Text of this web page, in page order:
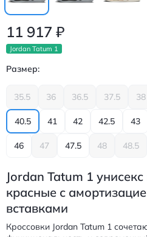
11 917 ₽
Jordan Tatum 1
Размер:
35.5 36 36.5 37.5 38
40.5 41 42 42.5 43
46 47 47.5 48 48.5
Jordan Tatum 1
красные с
вставками
Кроссовки Jordan Tatum 1